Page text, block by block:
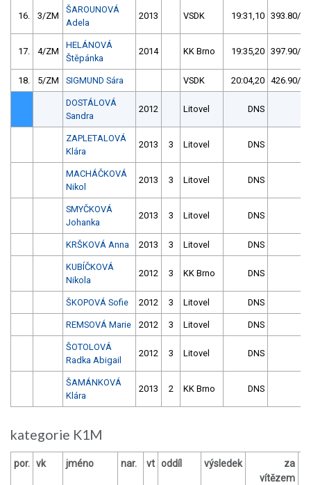
16. 3/ZM
ŠAROUNOVÁ
Adela
2013 VSDK 19:31,10 393.80/
17. 4/ZM
HELÁNOVÁ
Štěpánka
2014 KK Brno 19:35,20 397.90/
18. 5/ZM SIGMUND Sára VSDK 20:04,20 426.90/
DOSTÁLOVÁ
Sandra
2012 Litovel DNS
ZAPLETALOVÁ
Klára
2013 3 Litovel DNS
MACHÁČKOVÁ
Nikol
2013 3 Litovel DNS
SMYČKOVÁ
Johanka
2013 3 Litovel DNS
KRŠKOVÁ Anna 2013 3 Litovel DNS
KUBÍČKOVÁ
Nikola
2012 3 KK Brno DNS
ŠKOPOVÁ Sofie 2012 3 Litovel DNS
REMSOVÁ Marie 2012 3 Litovel DNS
ŠOTOLOVÁ
Radka Abigail
2012 3 Litovel DNS
ŠAMÁNKOVÁ
Klára
2013 2 KK Brno DNS
kategorie K1M
por. vk jméno nar. vt oddíl výsledek
za
vítězem